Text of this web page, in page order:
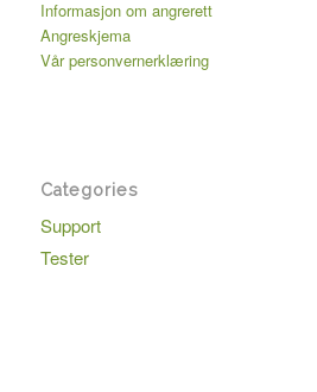
Informasjon om angrerett
Angreskjema
Vår personvernerklæring
Categories
Support
Tester